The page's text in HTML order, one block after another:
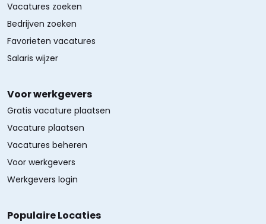
Vacatures zoeken
Bedrijven zoeken
Favorieten vacatures
Salaris wijzer
Voor werkgevers
Gratis vacature plaatsen
Vacature plaatsen
Vacatures beheren
Voor werkgevers
Werkgevers login
Populaire Locaties